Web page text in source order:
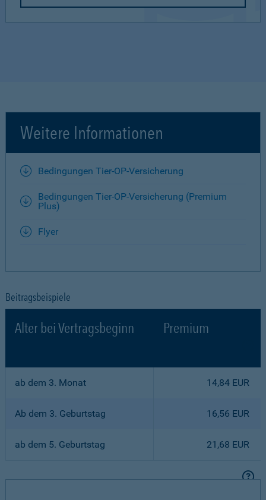
Weitere Informationen
Bedingungen Tier-OP-Versicherung
Bedingungen Tier-OP-Versicherung (Premium
Plus)
Flyer
Beitragsbeispiele
Alter bei Vertragsbeginn Premium
ab dem 3. Monat 14,84 EUR
Ab dem 3. Geburtstag 16,56 EUR
ab dem 5. Geburtstag 21,68 EUR